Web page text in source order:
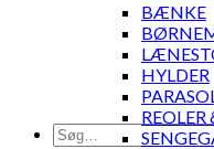
Søg
BÆNKE
HYLDER
REOLER